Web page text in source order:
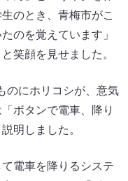
のとき、青梅市がこ
のを覚えています」
笑顔を見せました。
のにホリコシが、意気
ボタンで電車、降り
明しました。
電車を降りるシステ